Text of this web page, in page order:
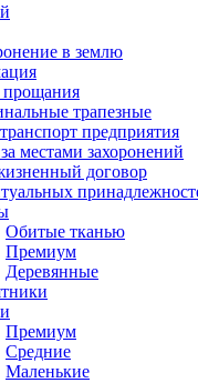
в землю
прощания
трапезные
предприятия
местами захоронений
договор
Обитые тканью
Премиум
Деревянные
Премиум
Средние
Маленькие